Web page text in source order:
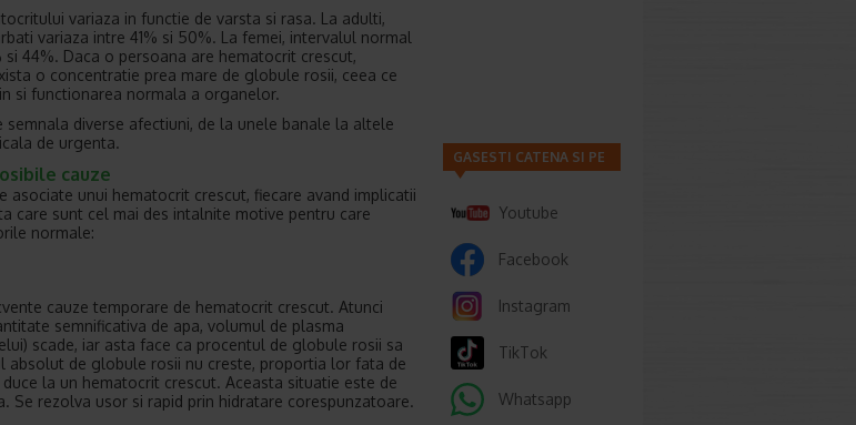
variaza in functie de varsta si rasa. La adulti,
variaza intre 41% si 50%. La femei, intervalul normal
44%. Daca o persoana are hematocrit crescut,
o concentratie prea mare de globule rosii, ceea ce
si functionarea normala a organelor.
diverse afectiuni, de la unele banale la altele
de urgenta.
cauze
asociate unui hematocrit crescut, fiecare avand implicatii
care sunt cel mai des intalnite motive pentru care
normale:
cauze temporare de hematocrit crescut. Atunci
semnificativa de apa, volumul de plasma
scade, iar asta face ca procentul de globule rosii sa
absolut de globule rosii nu creste, proportia lor fata de
la un hematocrit crescut. Aceasta situatie este de
Se rezolva usor si rapid prin hidratare corespunzatoare.
GASESTI CATENA SI PE
Youtube
Facebook
Instagram
TikTok
Whatsapp